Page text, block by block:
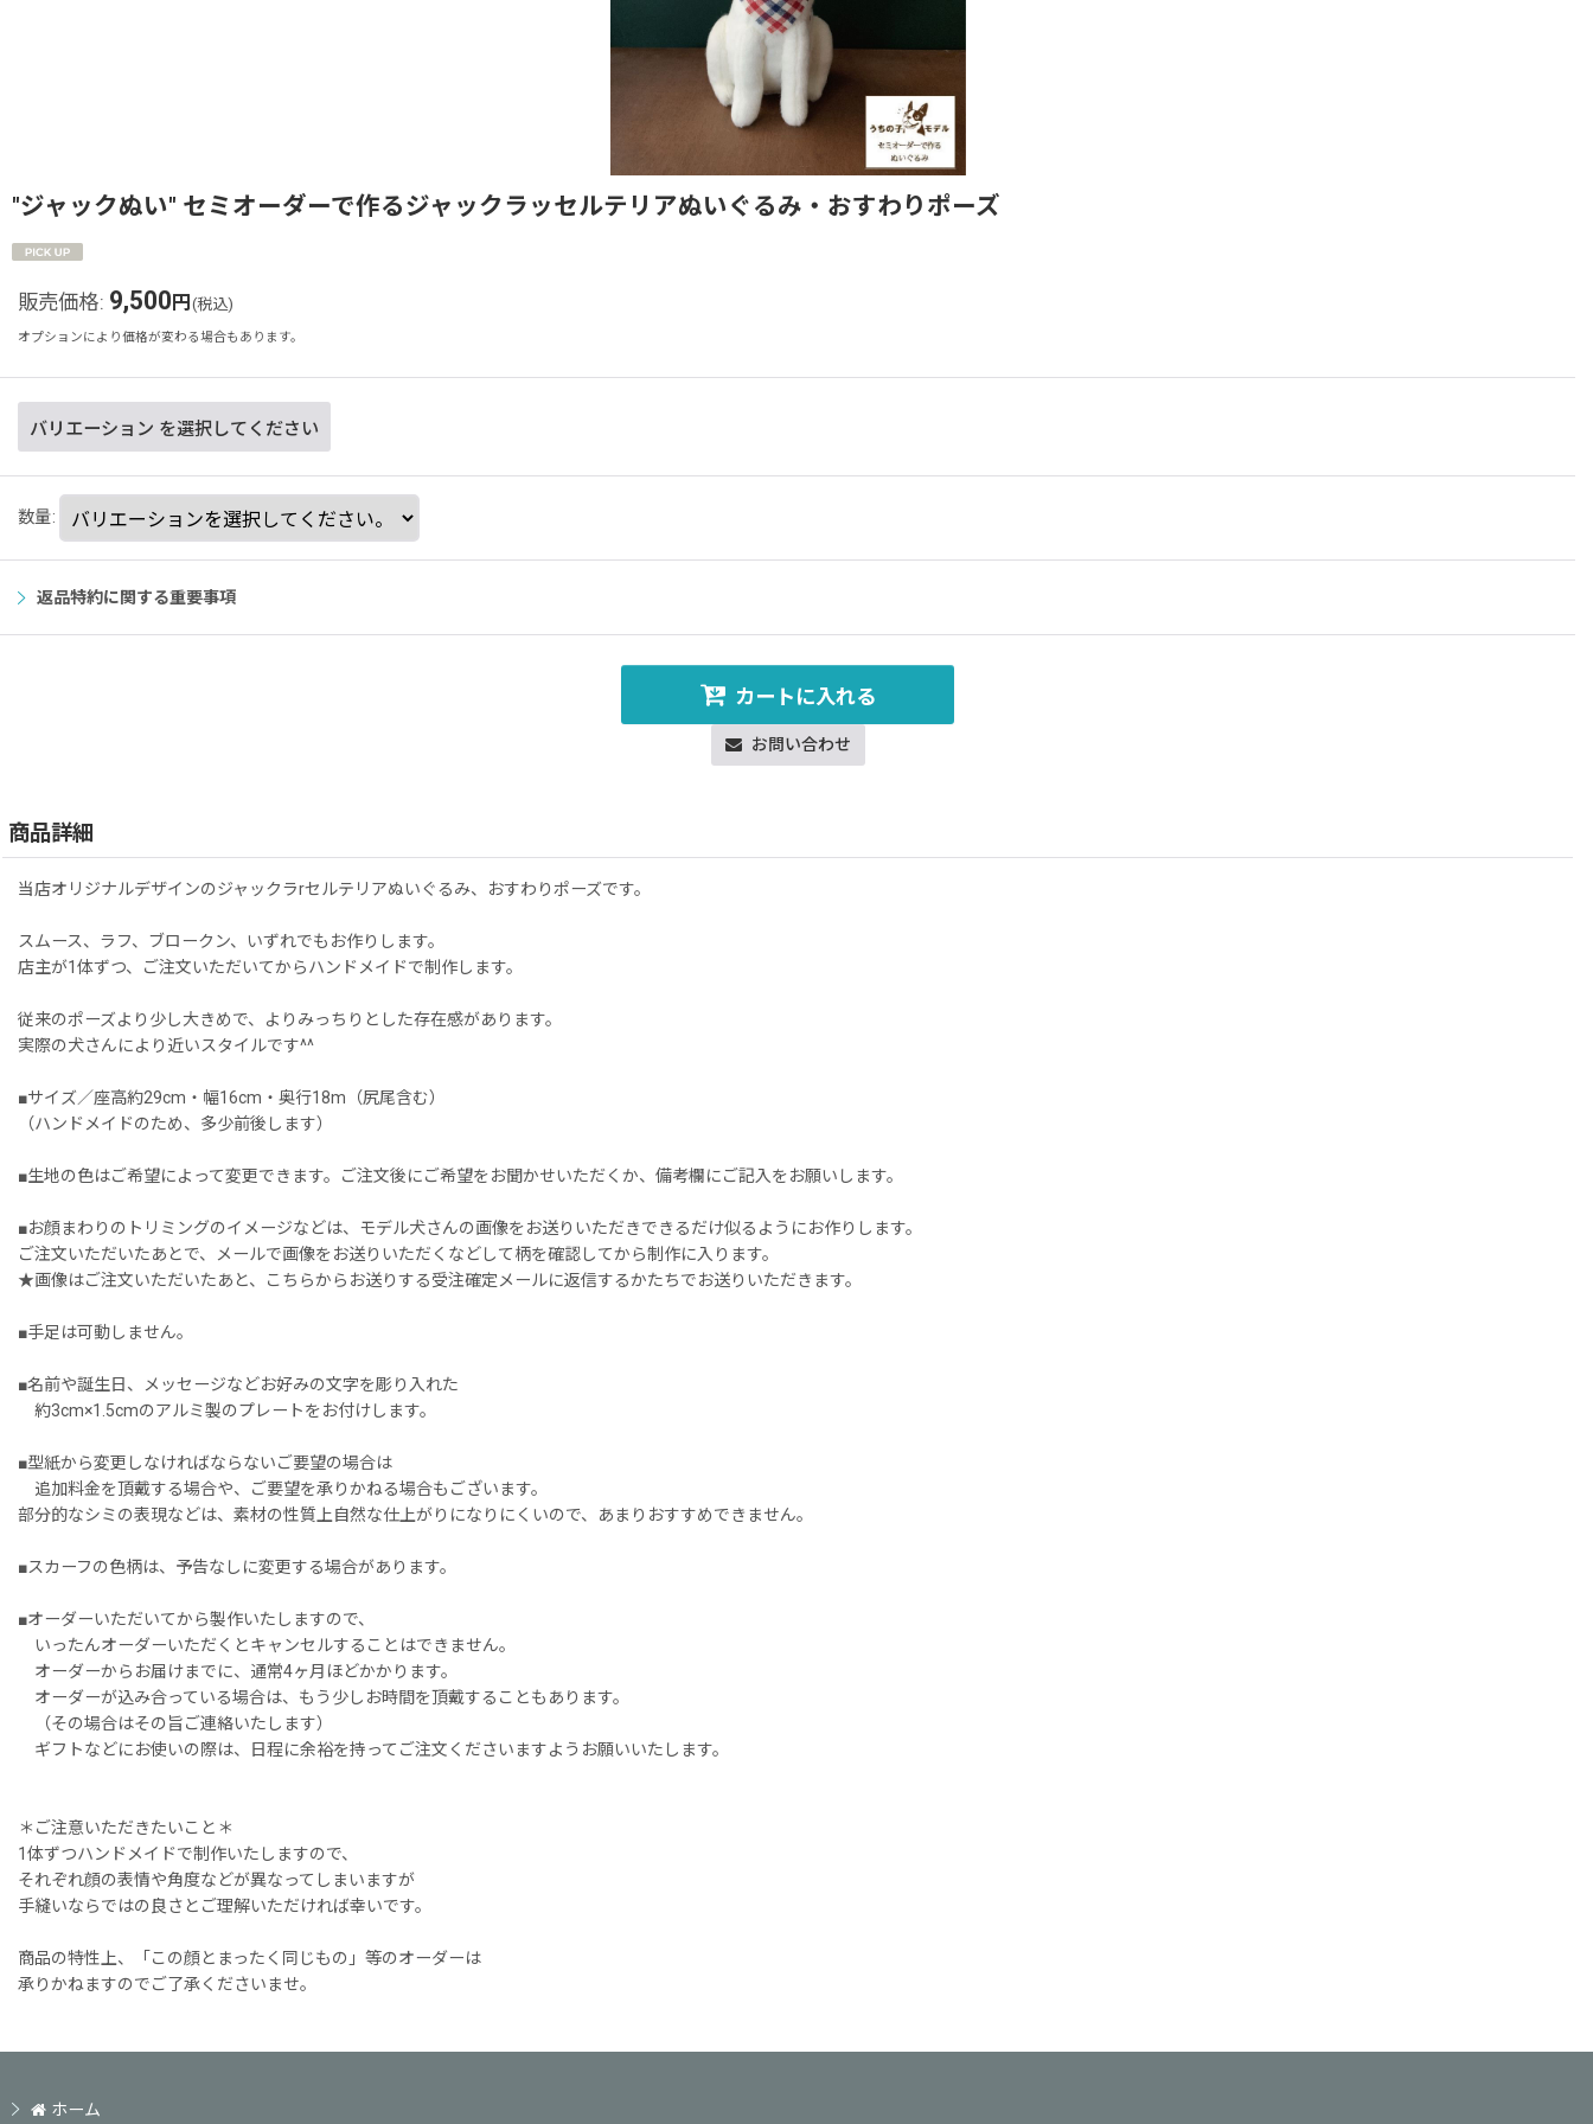
"ジャックぬい" セミオーダーで作るジャックラッセルテリアぬいぐるみ・おすわりポーズ
販売価格: 9,500 円 (税込)
オプションにより価格が変わる場合もあります。
バリエーション を選択してください
数量:
返品特約に関する重要事項
カートに入れる
お問い合わせ
商品詳細
当店オリジナルデザインのジャックラrセルテリアぬいぐるみ、おすわりポーズです。
スムース、ラフ、ブロークン、いずれでもお作りします。
店主が1体ずつ、ご注文いただいてからハンドメイドで制作します。
従来のポーズより少し大きめで、よりみっちりとした存在感があります。
実際の犬さんにより近いスタイルです^^
■サイズ／座高約29cm・幅16cm・奥行18m（尻尾含む）
（ハンドメイドのため、多少前後します）
■生地の色はご希望によって変更できます。ご注文後にご希望をお聞かせいただくか、備考欄にご記入をお願いします。
■お顔まわりのトリミングのイメージなどは、モデル犬さんの画像をお送りいただきできるだけ似るようにお作りします。
ご注文いただいたあとで、メールで画像をお送りいただくなどして柄を確認してから制作に入ります。
★画像はご注文いただいたあと、こちらからお送りする受注確定メールに返信するかたちでお送りいただきます。
■手足は可動しません。
■名前や誕生日、メッセージなどお好みの文字を彫り入れた
約3cm×1.5cmのアルミ製のプレートをお付けします。
■型紙から変更しなければならないご要望の場合は
追加料金を頂戴する場合や、ご要望を承りかねる場合もございます。
部分的なシミの表現などは、素材の性質上自然な仕上がりになりにくいので、あまりおすすめできません。
■スカーフの色柄は、予告なしに変更する場合があります。
■オーダーいただいてから製作いたしますので、
いったんオーダーいただくとキャンセルすることはできません。
オーダーからお届けまでに、通常4ヶ月ほどかかります。
オーダーが込み合っている場合は、もう少しお時間を頂戴することもあります。
（その場合はその旨ご連絡いたします）
ギフトなどにお使いの際は、日程に余裕を持ってご注文くださいますようお願いいたします。
＊ご注意いただきたいこと＊
1体ずつハンドメイドで制作いたしますので、
それぞれ顔の表情や角度などが異なってしまいますが
手縫いならではの良さとご理解いただければ幸いです。
商品の特性上、「この顔とまったく同じもの」等のオーダーは
承りかねますのでご了承くださいませ。
ホーム